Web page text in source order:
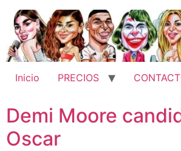
contenido
Inicio PRECIOS
Demi Moore
Oscar